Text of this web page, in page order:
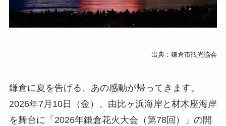
出典：鎌倉市観光協会
鎌倉に夏を告げる、あの感動が帰ってきます。
2026年7月10日（金）、由比ヶ浜海岸と材木座海岸
を舞台に「2026年鎌倉花火大会（第78回）」の開